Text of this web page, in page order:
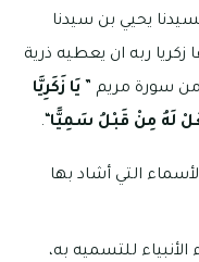
يحيي بن سيدنا
زكريا ربه ان يعطيه ذرية
من سورة مريم ” يَا زَكَرِيَّا
لَهُ مِنْ قَبْلُ سَمِيًّا “.
التي أشاد بها
للتسميه به،